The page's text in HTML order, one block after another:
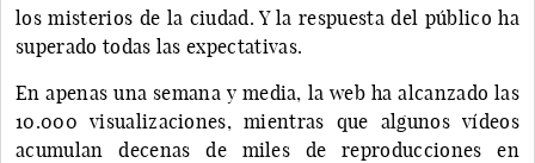
los misterios de la ciudad. Y la respuesta del público ha
superado todas las expectativas.
En apenas una semana y media, la web ha alcanzado las
10.000 visualizaciones, mientras que algunos vídeos
acumulan decenas de miles de reproducciones en